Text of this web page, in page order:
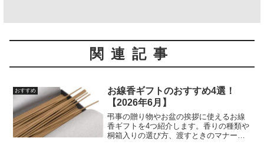
関連記事
おすすめ
お線香ギフトのおすすめ4選！
【2026年6月】
弔事の贈り物やお盆の挨拶に使えるお線
香ギフトを4つ紹介します。香りの種類や
桐箱入りの選び方、渡すときのマナーも